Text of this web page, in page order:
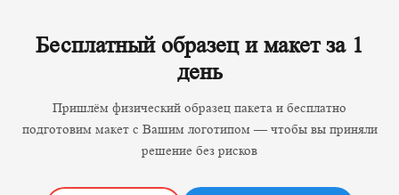
Бесплатный образец и макет за 1
день
Пришлём физический образец пакета и бесплатно
подготовим макет с Вашим логотипом — чтобы вы приняли
решение без рисков